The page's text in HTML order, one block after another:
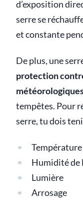
d’exposition
serre se
et constante
De plus, une
protection
tempêtes. Pour
serre, tu dois
Température
Humidité de
Lumière
Arrosage